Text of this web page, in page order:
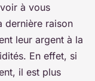
à vous
dernière raison
leur argent à la
En effet, si
il est plus